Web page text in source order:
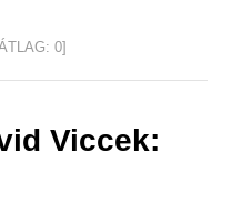
0]
Viccek: